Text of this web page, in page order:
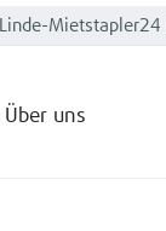
Über uns
Linde-Mietstapler24